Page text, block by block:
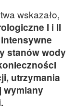
wskazało,
I i II
stanów wody
utrzymania
wymiany